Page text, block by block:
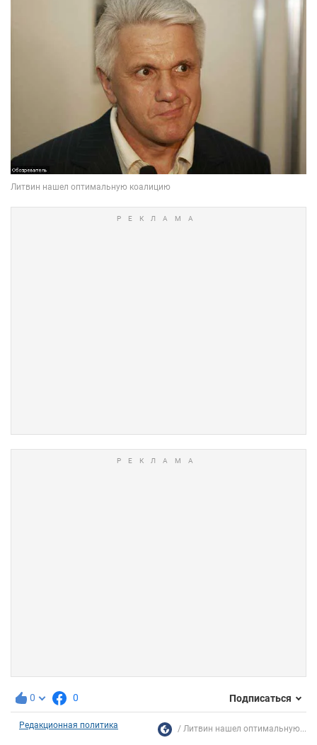
0 0 Подписаться
Редакционная политика Литвин нашел оптимальную...